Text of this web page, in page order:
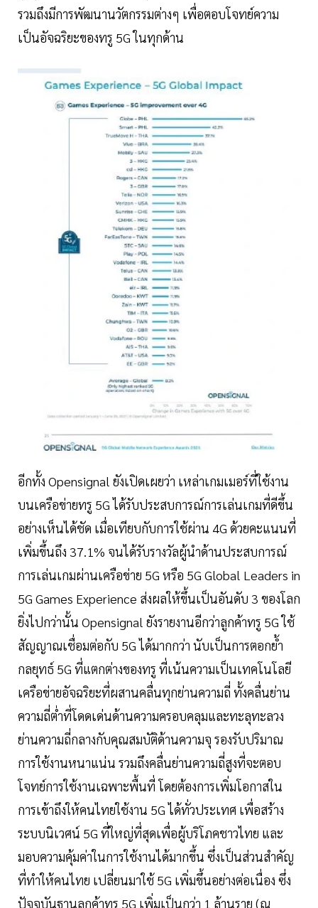
รวมถึงมีการพัฒนานวัตกรรมต่างๆ เพื่อตอบโจทย์ความ
เป็นอัจฉริยะของทรู 5G ในทุกด้าน
อีกทั้ง Opensignal ยังเปิดเผยว่า เหล่าเกมเมอร์ที่ใช้งาน
บนเครือข่ายทรู 5G ได้รับประสบการณ์การเล่นเกมที่ดีขึ้น
อย่างเห็นได้ชัด เมื่อเทียบกับการใช้ผ่าน 4G ด้วยคะแนนที่
เพิ่มขึ้นถึง 37.1% จนได้รับรางวัลผู้นำด้านประสบการณ์
การเล่นเกมผ่านเครือข่าย 5G หรือ 5G Global Leaders in
5G Games Experience ส่งผลให้ขึ้นเป็นอันดับ 3 ของโลก
ยิ่งไปกว่านั้น Opensignal ยังรายงานอีกว่าลูกค้าทรู 5G ใช้
สัญญาณเชื่อมต่อกับ 5G ได้มากกว่า นับเป็นการตอกย้ำ
กลยุทธ์ 5G ที่แตกต่างของทรู ที่เน้นความเป็นเทคโนโลยี
เครือข่ายอัจฉริยะที่ผสานคลื่นทุกย่านความถี่ ทั้งคลื่นย่าน
ความถี่ต่ำที่โดดเด่นด้านความครอบคลุมและทะลุทะลวง
ย่านความถี่กลางกับคุณสมบัติด้านความจุ รองรับปริมาณ
การใช้งานหนาแน่น รวมถึงคลื่นย่านความถี่สูงที่จะตอบ
โจทย์การใช้งานเฉพาะพื้นที่ โดยต้องการเพิ่มโอกาสใน
การเข้าถึงให้คนไทยใช้งาน 5G ได้ทั่วประเทศ เพื่อสร้าง
ระบบนิเวศน์ 5G ที่ใหญ่ที่สุดเพื่อผู้บริโภคชาวไทย และ
มอบความคุ้มค่าในการใช้งานได้มากขึ้น ซึ่งเป็นส่วนสำคัญ
ที่ทำให้คนไทย เปลี่ยนมาใช้ 5G เพิ่มขึ้นอย่างต่อเนื่อง ซึ่ง
ปัจจุบันฐานลูกค้าทรู 5G เพิ่มเป็นกว่า 1 ล้านราย (ณ